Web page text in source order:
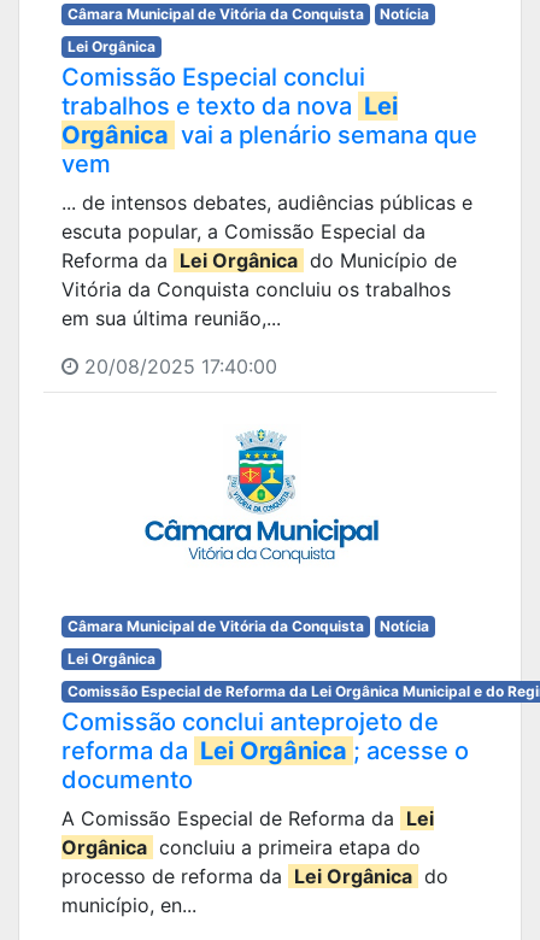
Câmara Municipal de Vitória da Conquista
Notícia
Lei Orgânica
Comissão Especial conclui
trabalhos e texto da nova Lei
Orgânica vai a plenário semana que
vem
... de intensos debates, audiências públicas e
escuta popular, a Comissão Especial da
Reforma da Lei Orgânica do Município de
Vitória da Conquista concluiu os trabalhos
em sua última reunião,...
20/08/2025 17:40:00
Câmara Municipal de Vitória da Conquista
Notícia
Lei Orgânica
Comissão Especial de Reforma da Lei Orgânica Municipal e do
Comissão conclui anteprojeto de
reforma da Lei Orgânica ; acesse o
documento
A Comissão Especial de Reforma da Lei
Orgânica concluiu a primeira etapa do
processo de reforma da Lei Orgânica do
município, en...